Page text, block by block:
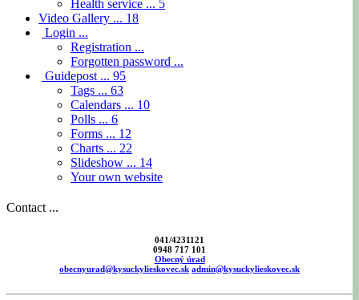
Health service ... 5
Video Gallery ... 18
Login ...
Registration ...
Forgotten password ...
Guidepost ... 95
Tags ... 63
Calendars ... 10
Polls ... 6
Forms ... 12
Charts ... 22
Slideshow ... 14
Your own website
Contact ...
041/4231121
0948 717 101
Obecný úrad
obecnyurad@kysuckylieskovec.sk admin@kysuckylieskovec.sk